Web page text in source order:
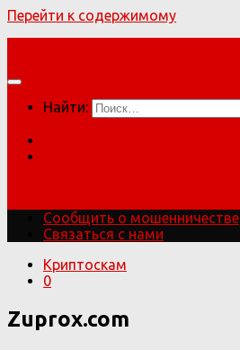
Перейти к содержимому
Найти:
Сообщить о мошенничестве
Связаться с нами
Криптоскам
0
Zuprox.com